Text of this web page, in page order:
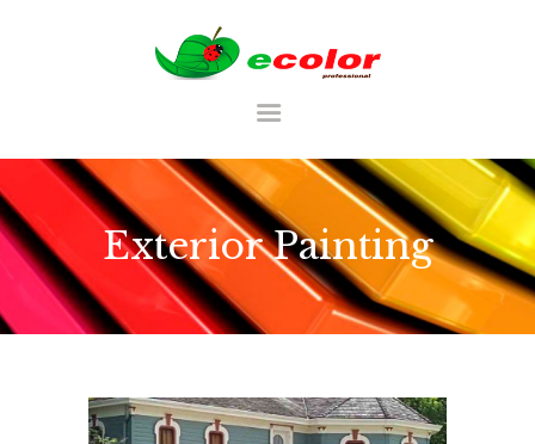
Exterior Painting
ГЛАВНАЯ
CATALOG
PORTFOLIU